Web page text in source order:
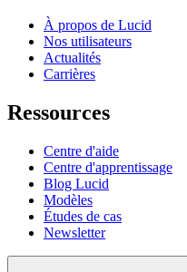
À propos de Lucid
Nos utilisateurs
Actualités
Carrières
Ressources
Centre d'aide
Centre d'apprentissage
Blog Lucid
Modèles
Études de cas
Newsletter